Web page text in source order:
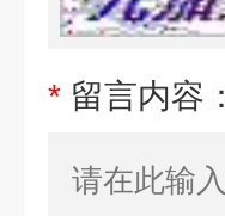
* 留言内容：